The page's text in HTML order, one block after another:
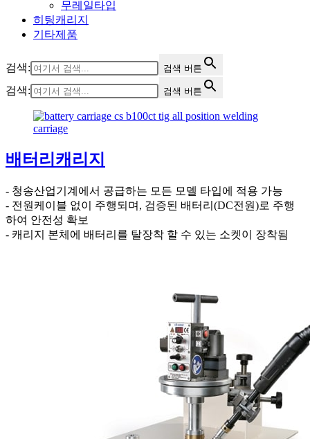
무레일타입
히팅캐리지
기타제품
검색: 검색 버튼
검색: 검색 버튼
배터리캐리지
- 청송산업기계에서 공급하는 모든 모델 타입에 적용 가능
- 전원케이블 없이 주행되며, 검증된 배터리(DC전원)로 주행
하여 안전성 확보
- 캐리지 본체에 배터리를 탈장착 할 수 있는 소켓이 장착됨